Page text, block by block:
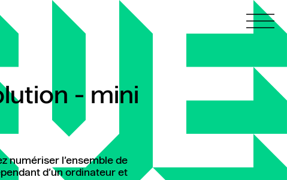
- mini
numériser l’ensemble de
d’un ordinateur et